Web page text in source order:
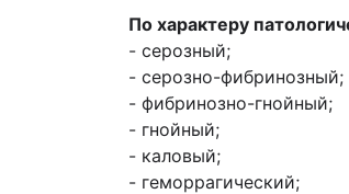
По характеру
- серозный;
- серозно-фибринозный;
- фибринозно-гнойный;
- гнойный;
- каловый;
- геморрагический;